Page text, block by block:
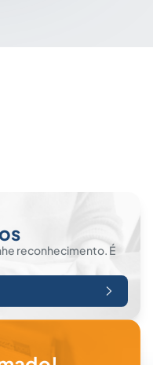
reconhecimento. É